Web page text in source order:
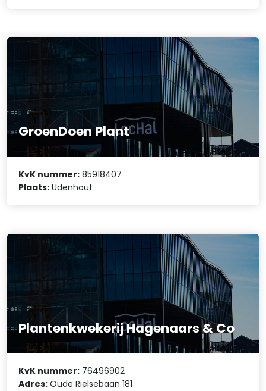
GroenDoen Plant
KvK nummer: 85918407
Plaats: Udenhout
Plantenkwekerij Hagenaars & Co
KvK nummer: 76496902
Adres: Oude Rielsebaan 181